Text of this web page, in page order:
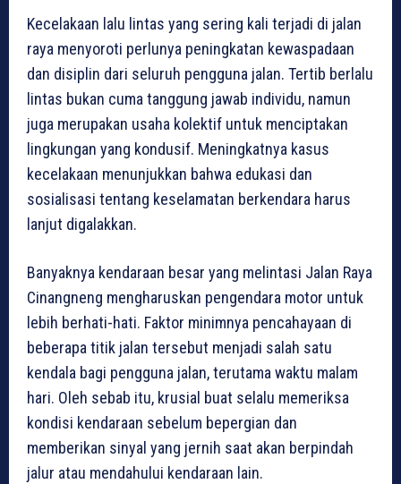
Kecelakaan lalu lintas yang sering kali terjadi di jalan
raya menyoroti perlunya peningkatan kewaspadaan
dan disiplin dari seluruh pengguna jalan. Tertib berlalu
lintas bukan cuma tanggung jawab individu, namun
juga merupakan usaha kolektif untuk menciptakan
lingkungan yang kondusif. Meningkatnya kasus
kecelakaan menunjukkan bahwa edukasi dan
sosialisasi tentang keselamatan berkendara harus
lanjut digalakkan.
Banyaknya kendaraan besar yang melintasi Jalan Raya
Cinangneng mengharuskan pengendara motor untuk
lebih berhati-hati. Faktor minimnya pencahayaan di
beberapa titik jalan tersebut menjadi salah satu
kendala bagi pengguna jalan, terutama waktu malam
hari. Oleh sebab itu, krusial buat selalu memeriksa
kondisi kendaraan sebelum bepergian dan
memberikan sinyal yang jernih saat akan berpindah
jalur atau mendahului kendaraan lain.